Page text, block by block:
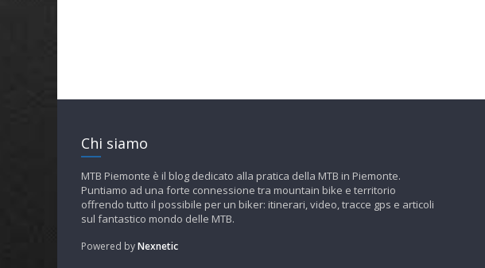
Chi siamo
MTB Piemonte è il blog dedicato alla pratica della MTB in Piemonte.
Puntiamo ad una forte connessione tra mountain bike e territorio
offrendo tutto il possibile per un biker: itinerari, video, tracce gps e articoli
sul fantastico mondo delle MTB.
Powered byNexnetic